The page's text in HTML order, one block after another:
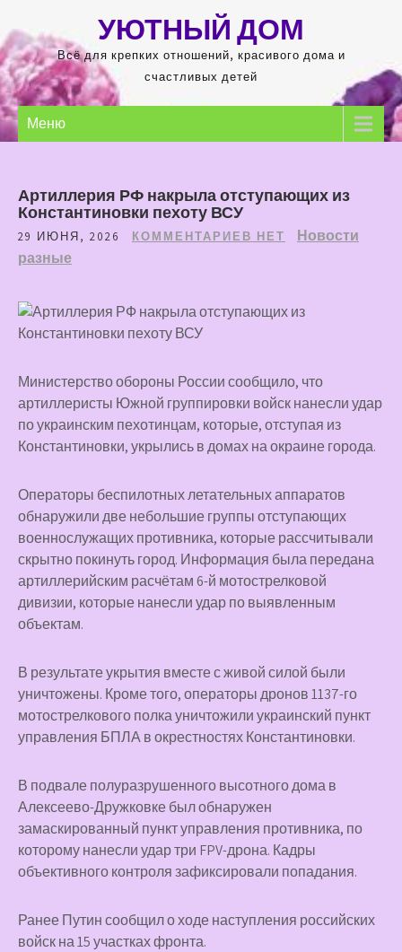
содержимому
УЮТНЫЙ ДОМ
Всё для крепких отношений, красивого дома и
счастливых детей
Меню
Артиллерия РФ накрыла отступающих из
Константиновки пехоту ВСУ
29 ИЮНЯ, 2026 КОММЕНТАРИЕВ НЕТ
Новости
разные
Министерство обороны России сообщило, что
артиллеристы Южной группировки войск нанесли удар
по украинским пехотинцам, которые, отступая из
Константиновки, укрылись в домах на окраине города.
Операторы беспилотных летательных аппаратов
обнаружили две небольшие группы отступающих
военнослужащих противника, которые рассчитывали
скрытно покинуть город. Информация была передана
артиллерийским расчётам 6-й мотострелковой
дивизии, которые нанесли удар по выявленным
объектам.
В результате укрытия вместе с живой силой были
уничтожены. Кроме того, операторы дронов 1137-го
мотострелкового полка уничтожили украинский пункт
управления БПЛА в окрестностях Константиновки.
В подвале полуразрушенного высотного дома в
Алексеево-Дружковке был обнаружен
замаскированный пункт управления противника, по
которому нанесли удар три FPV-дрона. Кадры
объективного контроля зафиксировали попадания.
Ранее Путин сообщил о ходе наступления российских
войск на 15 участках фронта.